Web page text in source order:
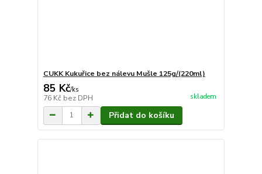
CUKK Kukuřice bez nálevu Mušle 125g/(220ml)
85 Kč/ks
76 Kč bez DPH skladem
Přidat do košíku